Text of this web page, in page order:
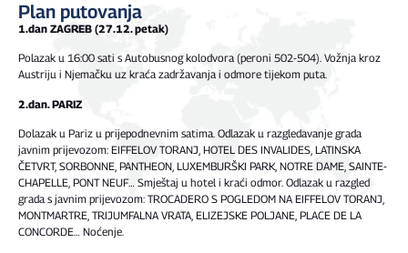
Plan putovanja
1.dan ZAGREB (27.12. petak)
Polazak u 16:00 sati s Autobusnog kolodvora (peroni 502-504). Vožnja kroz
Austriju i Njemačku uz kraća zadržavanja i odmore tijekom puta.
2.dan. PARIZ
Dolazak u Pariz u prijepodnevnim satima. Odlazak u razgledavanje grada
javnim prijevozom: EIFFELOV TORANJ, HOTEL DES INVALIDES, LATINSKA
ČETVRT, SORBONNE, PANTHEON, LUXEMBURŠKI PARK, NOTRE DAME, SAINTE-
CHAPELLE, PONT NEUF… Smještaj u hotel i kraći odmor. Odlazak u razgled
grada s javnim prijevozom: TROCADERO S POGLEDOM NA EIFFELOV TORANJ,
MONTMARTRE, TRIJUMFALNA VRATA, ELIZEJSKE POLJANE, PLACE DE LA
CONCORDE… Noćenje.